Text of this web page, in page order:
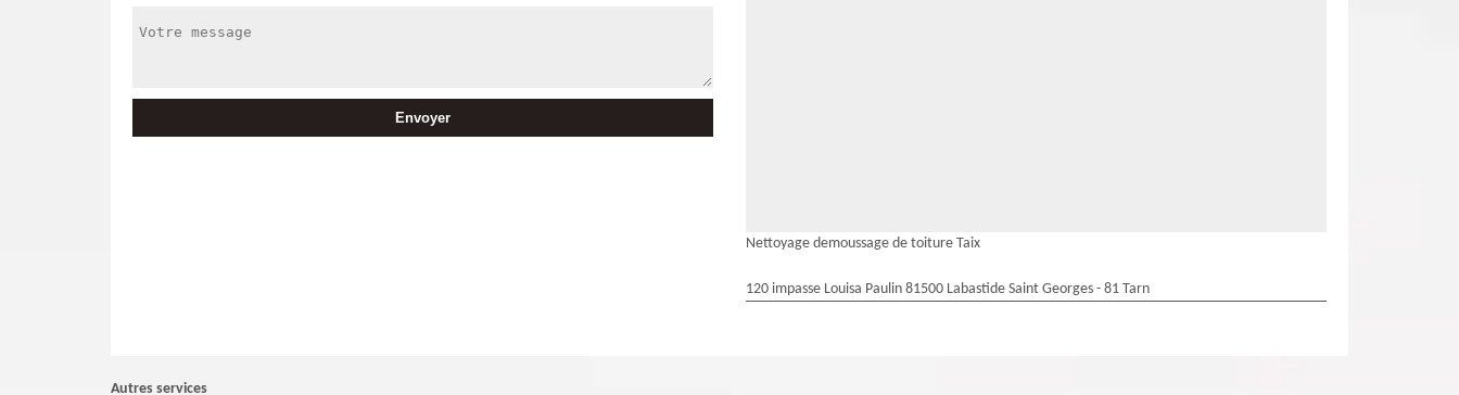
Nettoyage demoussage de toiture Taix
120 impasse Louisa Paulin 81500 Labastide Saint Georges - 81 Tarn
Autres services